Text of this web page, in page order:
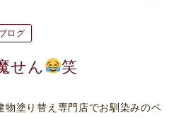
ログ
せん 笑
物塗り替え専門店でお馴染みのペ